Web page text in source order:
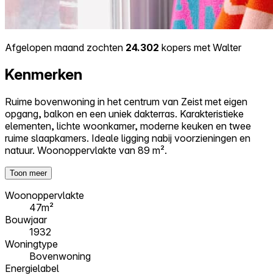
Afgelopen maand zochten 24.302 kopers met Walter
Kenmerken
Ruime bovenwoning in het centrum van Zeist met eigen
opgang, balkon en een uniek dakterras. Karakteristieke
elementen, lichte woonkamer, moderne keuken en twee
ruime slaapkamers. Ideale ligging nabij voorzieningen en
natuur. Woonoppervlakte van 89 m².
Toon meer
Woonoppervlakte
47m²
Bouwjaar
1932
Woningtype
Bovenwoning
Energielabel